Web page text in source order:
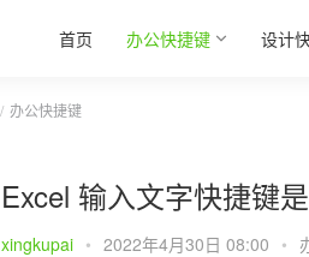
首页 办公快捷键 设计
办公快捷键
Excel 输入文字快捷键是
xingkupai • 2022年4月30日 08:00 •